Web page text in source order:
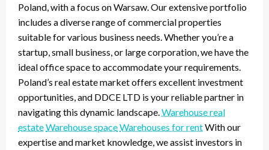
Poland, with a focus on Warsaw. Our extensive portfolio
includes a diverse range of commercial properties
suitable for various business needs. Whether you’re a
startup, small business, or large corporation, we have the
ideal office space to accommodate your requirements.
Poland’s real estate market offers excellent investment
opportunities, and DDCE LTD is your reliable partner in
navigating this dynamic landscape. Warehouse real
estateWarehouse spaceWarehouses for rentWith our
expertise and market knowledge, we assist investors in